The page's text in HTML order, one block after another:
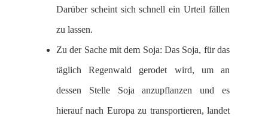
Darüber scheint sich schnell ein Urteil fällen
zu lassen.
Zu der Sache mit dem Soja: Das Soja, für das
täglich Regenwald gerodet wird, um an
dessen Stelle Soja anzupflanzen und es
hierauf nach Europa zu transportieren, landet